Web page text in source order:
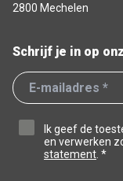
2800 Mechelen
Schrijf je in op
Ik geef de
en verwerken
statement . *